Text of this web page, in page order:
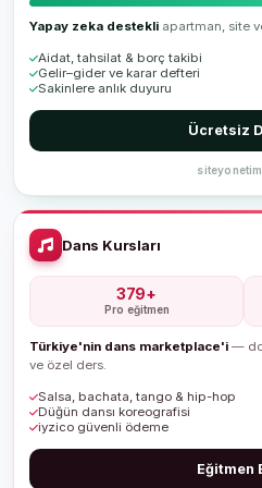
Yapay zeka destekli apartman, site
Aidat, tahsilat & borç takibi
Gelir–gider ve karar defteri
Sakinlere anlık duyuru
Ücretsiz
Dans Kursları
379+
Pro eğitmen
Türkiye'nin dans marketplace'i —
ve özel ders.
Salsa, bachata, tango & hip-hop
Düğün dansı koreografisi
iyzico güvenli ödeme
Eğitmen